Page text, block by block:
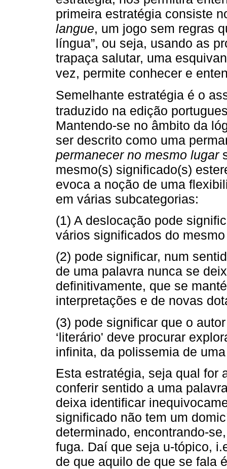
primeira estratégia consiste
langue, um jogo sem regras
língua”, ou seja, usando as
trapaça salutar, uma
vez, permite conhecer e
Semelhante estratégia é o
traduzido na edição
Mantendo-se no âmbito da
ser descrito como uma
permanecer no mesmo lugar
mesmo(s) significado(s)
evoca a noção de uma
em várias subcategorias:
(1) A deslocação pode
vários significados do
(2) pode significar, num
de uma palavra nunca se
definitivamente, que se
interpretações e de novas
(3) pode significar que o
‘literário' deve procurar
infinita, da polissemia de
Esta estratégia, seja qual for
conferir sentido a uma
deixa identificar
significado não tem um
determinado, encontrando-
fuga. Daí que seja u-tópico,
de que aquilo de que se fala